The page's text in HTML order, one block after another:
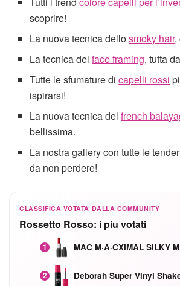
scoprire!
La nuova tecnica dellosmoky hair,
La tecnica delface framing, tutta
Tutte le sfumature dicapelli rossi
ispirarsi!
La nuova tecnica delfrench
bellissima.
La nostra gallery con tutte le
da non perdere!
CLASSIFICA VOTATA DALLA COMMUNITY
Rossetto Rosso: i piu votati
1
2 Deborah Super Vinyl